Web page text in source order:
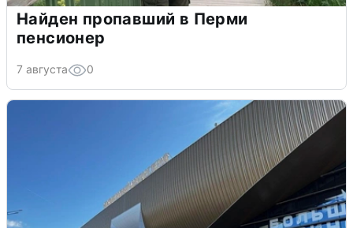
Найден пропавший в Перми
пенсионер
7 августа 0